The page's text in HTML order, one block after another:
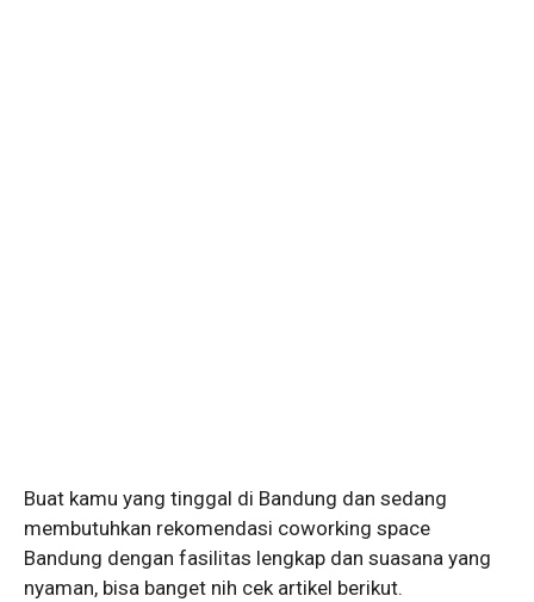
Buat kamu yang tinggal di Bandung dan sedang
membutuhkan rekomendasi coworking space
Bandung dengan fasilitas lengkap dan suasana yang
nyaman, bisa banget nih cek artikel berikut.